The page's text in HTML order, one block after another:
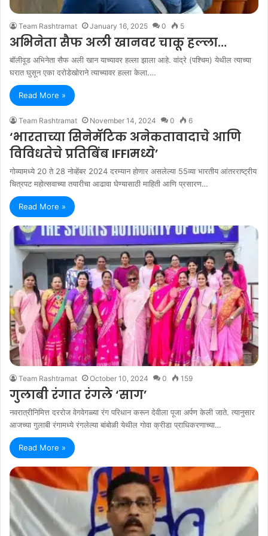
Team Rashtramat January 16, 2025 0 5
अभिनेता सैफ अली खानवर चाकू हल्ला…
बॉलीवूड अभिनेता सैफ अली खान याच्यावर हल्ला झाला आहे. वांद्रे (पश्चिम) येथील त्याच्या
घरात घुसून एका दरोडेखोराने त्याच्यावर हल्ला केला.…
Read More »
Team Rashtramat November 14, 2024 0 6
‘भारताच्या सिनेमॅटिक अनेकतावादाचे आणि
विविधतेचे प्रतिबिंब IFFIमध्ये’
गोव्यामध्ये 20 ते 28 नोव्हेंबर 2024 दरम्यान होणार असलेल्या 55व्या भारतीय आंतरराष्ट्रीय
चित्रपट महोत्सवाच्या तयारीचा आढावा घेण्यासाठी माहिती आणि प्रसारण…
Read More »
Team Rashtramat October 10, 2024 0 159
गुलाबी रंगात रंगले ‘साग’
नवरात्रीनिमित्त दररोज वेगवेगळ्या रंग परिधान करून देवीला पूजा अर्पण केली जाते. त्यानुसार
आजच्या गुलाबी रंगामध्ये रंगलेल्या बांबोळी येथील गोवा क्रीडा प्राधिकरणाच्या…
Read More »